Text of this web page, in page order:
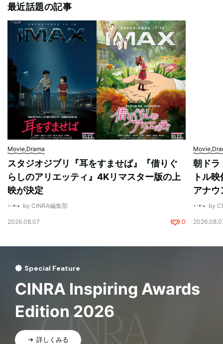
最近話題の記事
Movie,Drama
スタジオジブリ『耳をすませば』『借りぐ
らしのアリエッティ』4Kリマスター版の上
映が決定
by CINRA編集部
2026.08.07 0
朝ドラ
トル
アナウ
by
Special Feature
CINRA Inspiring Awards
Edition 2026
詳しくみる